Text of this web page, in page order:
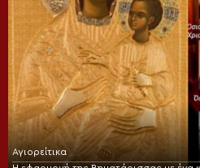
Αγιορείτικα